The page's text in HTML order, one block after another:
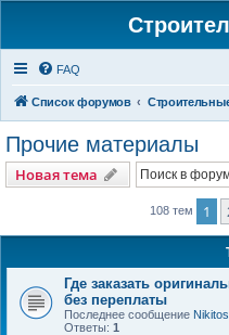
FAQ
Список форумов
Прочие материалы
Новая тема
108 тем 1
Где заказать
без переплаты
Последнее сообщение Nikitos
Ответы: 1